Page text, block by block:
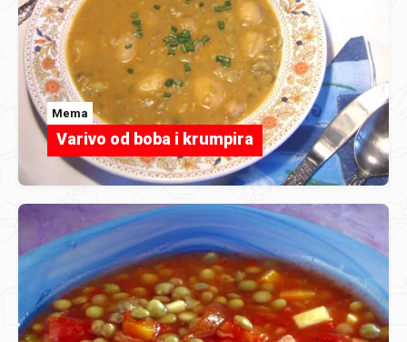
Mema
Varivo od boba i krumpira